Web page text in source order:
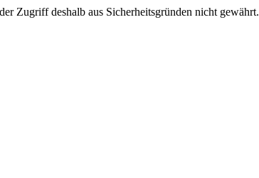
Zugriff deshalb aus Sicherheitsgründen nicht gewährt.